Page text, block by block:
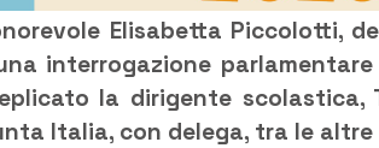
Elisabetta Piccolotti,
interrogazione
la dirigentescolastica,
Italia, con delega, tra le